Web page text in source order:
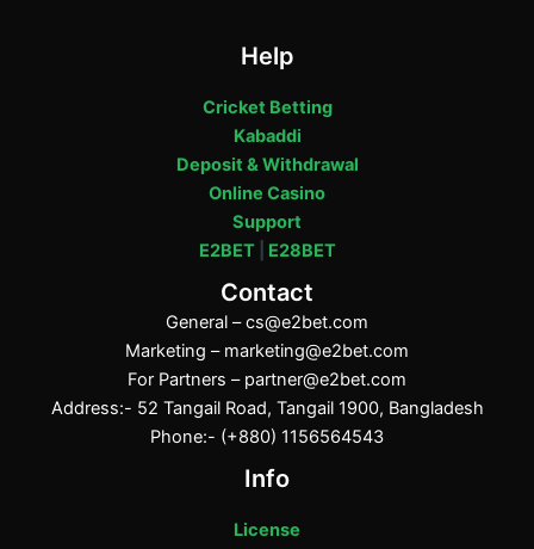
Help
Cricket Betting
Kabaddi
Deposit & Withdrawal
Online Casino
Support
E2BET| E28BET
Contact
General –cs@e2bet.com
Marketing – marketing@e2bet.com
For Partners – partner@e2bet.com
Address:- 52 Tangail Road, Tangail 1900, Bangladesh
Phone:- (+880) 1156564543
Info
License